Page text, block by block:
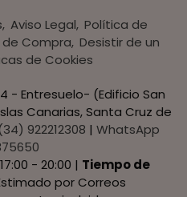
Aviso Legal Política de
Compra Desistir de un
de Cookies
- Entresuelo- (Edificio San
Canarias, Santa Cruz de
922212308 | WhatsApp
- 20:00 | Tiempo de
por Correos